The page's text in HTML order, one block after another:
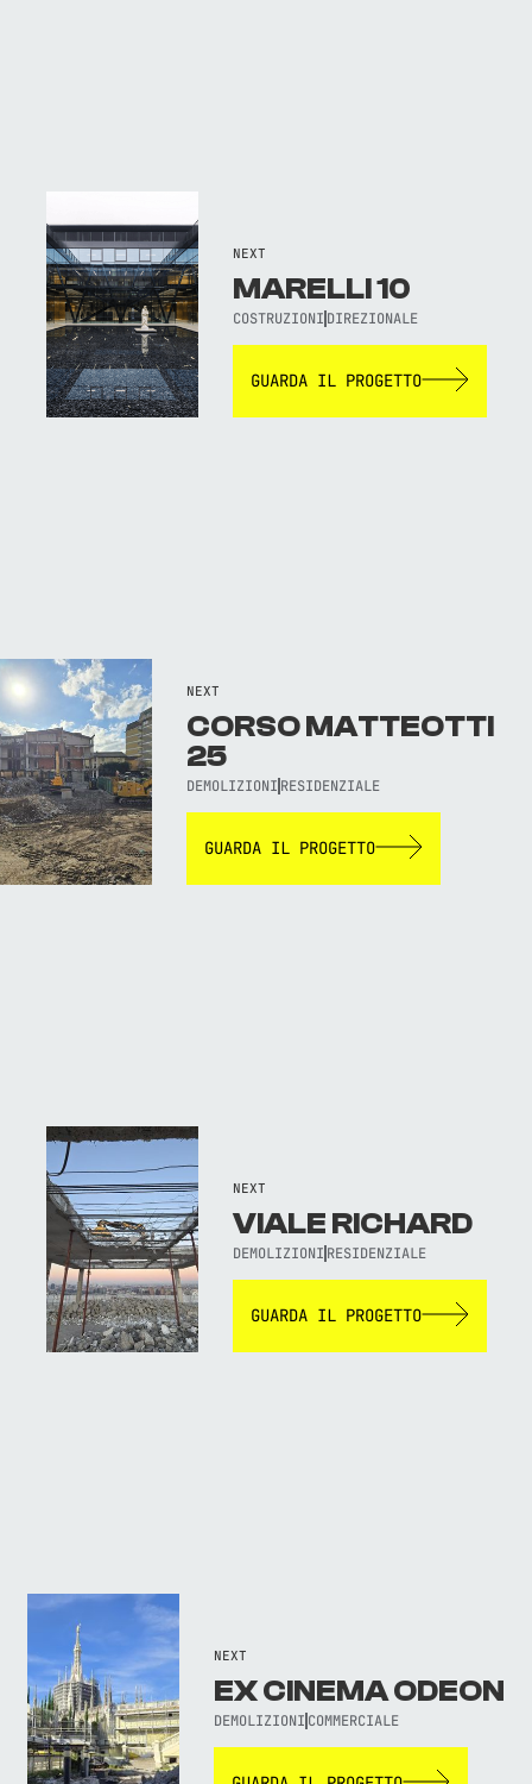
NEXT
MARELLI 10
COSTRUZIONI DIREZIONALE
GUARDA IL PROGETTO
NEXT
CORSO MATTEOTTI
25
DEMOLIZIONI RESIDENZIALE
GUARDA IL PROGETTO
NEXT
VIALE RICHARD
DEMOLIZIONI RESIDENZIALE
GUARDA IL PROGETTO
NEXT
EX CINEMA ODEON
DEMOLIZIONI COMMERCIALE